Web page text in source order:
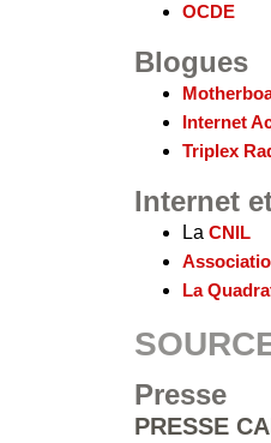
OCDE
Blogues
Internet
Triplex
Internet
La CNIL
La
Presse
PRESSE